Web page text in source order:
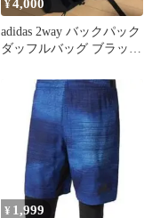
¥4,000
adidas 2way バックパック
ダッフルバッグ ブラック
¥ 1,999